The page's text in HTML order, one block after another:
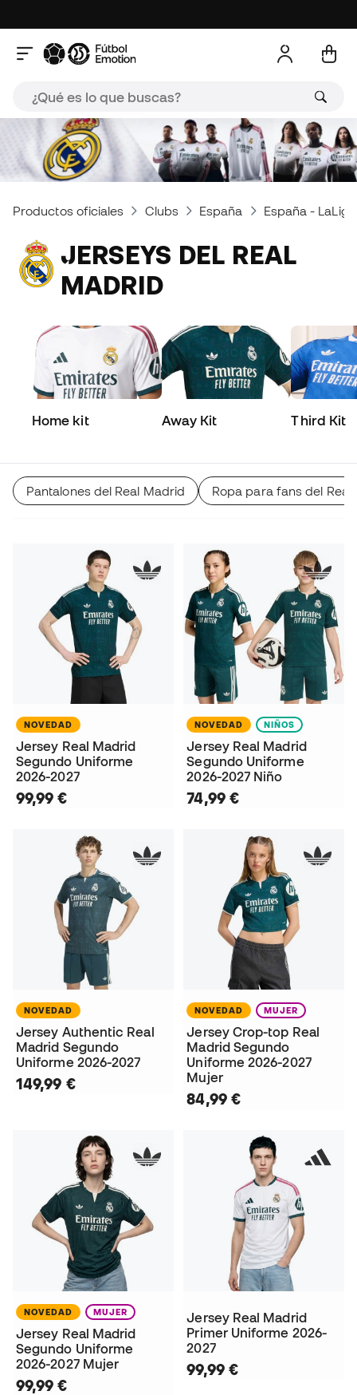
Productos oficiales Clubs España España -
JERSEYS DEL REAL
MADRID
Home kit Away Kit Third Kit
Pantalones del Real Madrid Ropa para fans del Real
NOVEDAD
Jersey Real Madrid
Segundo Uniforme
2026-2027
99,99 €
NOVEDAD NIÑOS
Jersey Real Madrid
Segundo Uniforme
2026-2027 Niño
74,99 €
NOVEDAD
Jersey Authentic Real
Madrid Segundo
Uniforme 2026-2027
149,99 €
NOVEDAD MUJER
Jersey Crop-top Real
Madrid Segundo
Uniforme 2026-2027
Mujer
84,99 €
NOVEDAD MUJER
Jersey Real Madrid
Segundo Uniforme
2026-2027 Mujer
99,99 €
Jersey Real Madrid
Primer Uniforme 2026-
2027
99,99 €